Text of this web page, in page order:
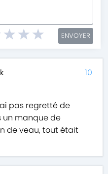
ENVOYER
pas regretté de
un manque de
de veau, tout était
10